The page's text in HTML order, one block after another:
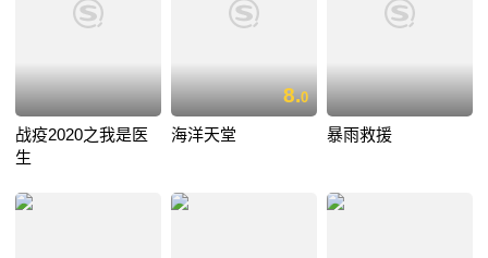
战疫2020之我是医
生
8.0
海洋天堂 暴雨救援